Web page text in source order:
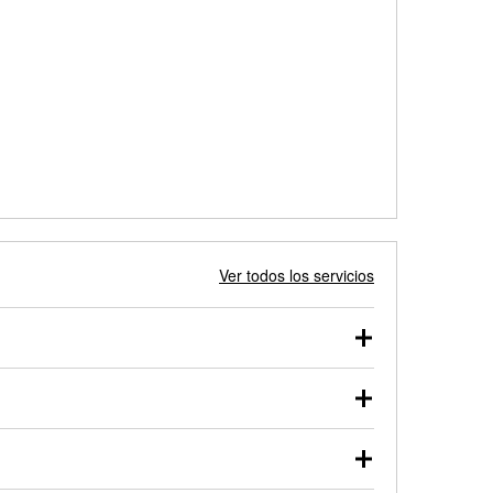
Ver todos los servicios
probarse dentro o fuera del vehículo y cargarse en
de nuestros profesionales te ayudará a encontrar
en el estacionamiento, o desmonta el